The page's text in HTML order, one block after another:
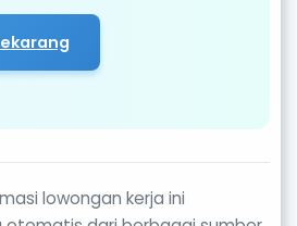
lowongan kerja ini